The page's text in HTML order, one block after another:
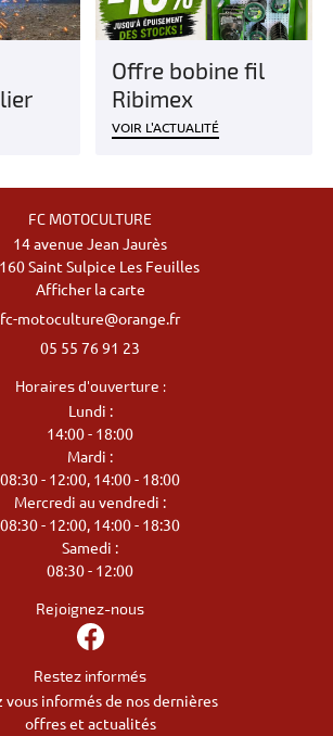
Offre bobine fil
Ribimex
VOIR L'ACTUALITÉ
FC MOTOCULTURE
14 avenue Jean Jaurès
Saint Sulpice Les Feuilles
Afficher la carte
05 55 76 91 23
Horaires d'ouverture :
Lundi :
14:00 - 18:00
Mardi :
08:30 - 12:00, 14:00 - 18:00
Mercredi au vendredi :
08:30 - 12:00, 14:00 - 18:30
Samedi :
08:30 - 12:00
Rejoignez-nous
Restez informés
vous informés de nos dernières
offres et actualités